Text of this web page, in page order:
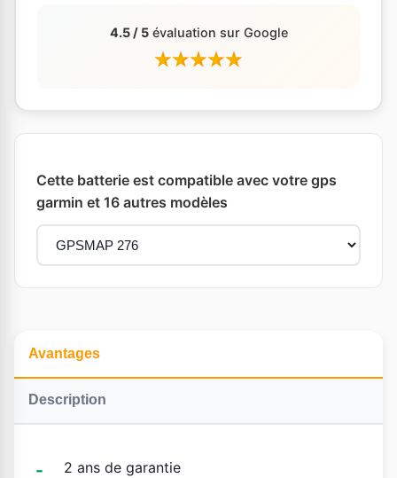
4.5 / 5évaluation sur Google
Cette batterie est compatible avec votre gps
garmin et 16 autres modèles
Avantages
Description
2 ans de garantie